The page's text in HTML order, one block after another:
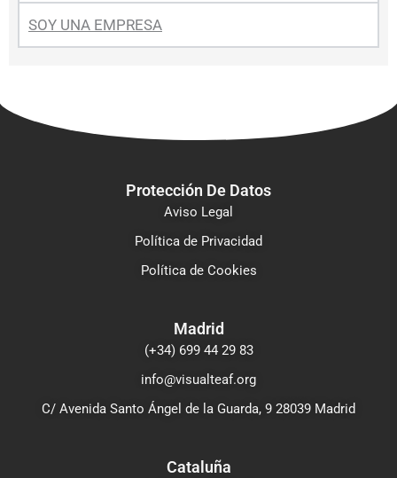
SOY UNA EMPRESA
Protección De Datos
Aviso Legal
Política de Privacidad
Política de Cookies
Madrid
(+34) 699 44 29 83
info@visualteaf.org
C/ Avenida Santo Ángel de la Guarda, 9 28039 Madrid
Cataluña